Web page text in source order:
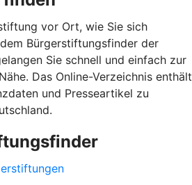
vor Ort, wie Sie sich
Bürgerstiftungsfinder der
Sie schnell und einfach zur
Das Online-Verzeichnis enthält
und Presseartikel zu